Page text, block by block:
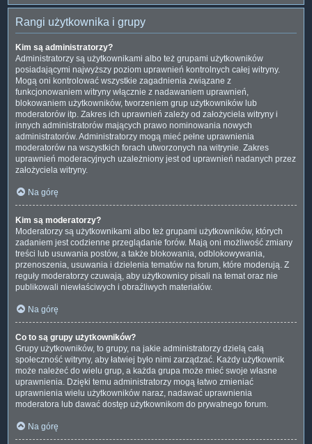
Rangi użytkownika i grupy
Kim są administratorzy?
Administratorzy są użytkownikami albo też grupami użytkowników
posiadającymi najwyższy poziom uprawnień kontrolnych całej witryny.
Mogą oni kontrolować wszystkie zagadnienia związane z
funkcjonowaniem witryny włącznie z nadawaniem uprawnień,
blokowaniem użytkowników, tworzeniem grup użytkowników lub
moderatorów itp. Zakres ich uprawnień zależy od założyciela witryny i
innych administratorów mających prawo nominowania nowych
administratorów. Administratorzy mogą mieć pełne uprawnienia
moderatorów na wszystkich forach utworzonych na witrynie. Zakres
uprawnień moderacyjnych uzależniony jest od uprawnień nadanych przez
założyciela witryny.
Na górę
Kim są moderatorzy?
Moderatorzy są użytkownikami albo też grupami użytkowników, których
zadaniem jest codzienne przeglądanie forów. Mają oni możliwość zmiany
treści lub usuwania postów, a także blokowania, odblokowywania,
przenoszenia, usuwania i dzielenia tematów na forum, które moderują. Z
reguły moderatorzy czuwają, aby użytkownicy pisali na temat oraz nie
publikowali niewłaściwych i obraźliwych materiałów.
Na górę
Co to są grupy użytkowników?
Grupy użytkowników, to grupy, na jakie administratorzy dzielą całą
społeczność witryny, aby łatwiej było nimi zarządzać. Każdy użytkownik
może należeć do wielu grup, a każda grupa może mieć swoje własne
uprawnienia. Dzięki temu administratorzy mogą łatwo zmieniać
uprawnienia wielu użytkowników naraz, nadawać uprawnienia
moderatora lub dawać dostęp użytkownikom do prywatnego forum.
Na górę